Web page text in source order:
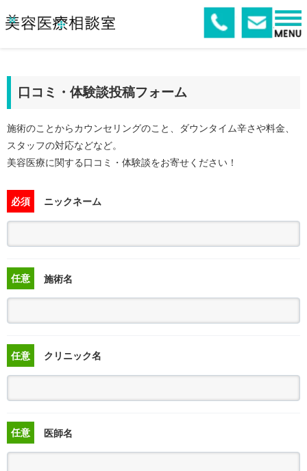
口コミ・体験談投稿フォーム
施術のことからカウンセリングのこと、ダウンタイム辛さや料金、
スタッフの対応などなど。
美容医療に関する口コミ・体験談をお寄せください！
必須 ニックネーム
任意 施術名
任意 クリニック名
任意 医師名